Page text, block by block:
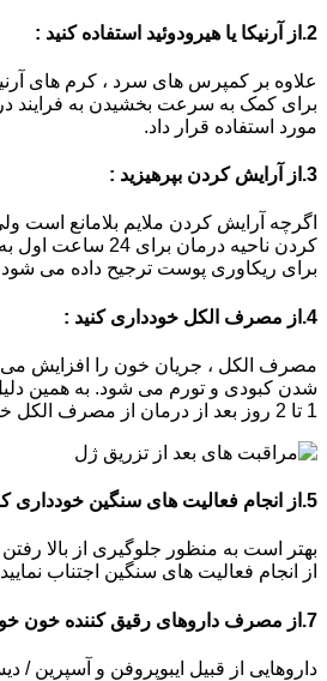
2.از آرنیکا یا هیرودوئید استفاده کنید :
علاوه بر کمپرس های سرد ، کرم های
برای کمک به سرعت بخشیدن به فرایند
مورد استفاده قرار داد.
3.از آرایش کردن بپرهیزید :
اگرچه آرایش کردن ملایم بلامانع است
کردن ناحیه درمان
برای ریکاوری پوست ترجیح داده می
4.از مصرف الکل خودداری کنید :
مصرف الکل ، جریان خون را افزایش می
شدن کبودی و تورم می شود. به همین
1 تا 2 روز بعد از درمان از مصرف الکل خودداری کنید.
5.از انجام فعالیت های سنگین خودداری کنید :
بهتر است به منظور جلوگیری از بالا
از انجام فعالیت های سنگین اجتناب
7.از مصرف داروهای رقیق کننده خون خودداری کنید :
داروهایی از قبیل ایبوپروفن و آسپرین /